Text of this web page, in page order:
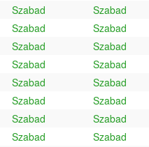
Szabad Szabad
Szabad Szabad
Szabad Szabad
Szabad Szabad
Szabad Szabad
Szabad Szabad
Szabad Szabad
Szabad Szabad